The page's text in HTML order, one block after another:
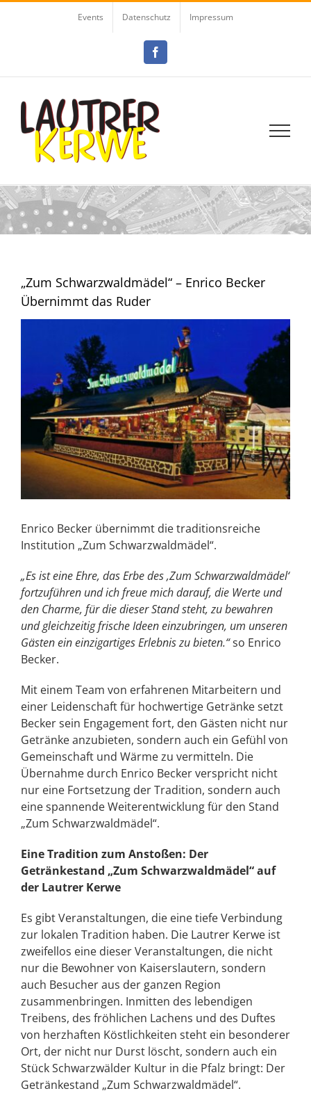
Events Datenschutz Impressum
Facebook
„Zum Schwarzwaldmädel“ – Enrico Becker
Übernimmt das Ruder
Enrico Becker übernimmt die traditionsreiche
Institution „Zum Schwarzwaldmädel“.
„Es ist eine Ehre, das Erbe des ‚Zum Schwarzwaldmädel‘
fortzuführen und ich freue mich darauf, die Werte und
den Charme, für die dieser Stand steht, zu bewahren
und gleichzeitig frische Ideen einzubringen, um unseren
Gästen ein einzigartiges Erlebnis zu bieten.“so Enrico
Becker.
Mit einem Team von erfahrenen Mitarbeitern und
einer Leidenschaft für hochwertige Getränke setzt
Becker sein Engagement fort, den Gästen nicht nur
Getränke anzubieten, sondern auch ein Gefühl von
Gemeinschaft und Wärme zu vermitteln. Die
Übernahme durch Enrico Becker verspricht nicht
nur eine Fortsetzung der Tradition, sondern auch
eine spannende Weiterentwicklung für den Stand
„Zum Schwarzwaldmädel“.
Eine Tradition zum Anstoßen: Der
Getränkestand „Zum Schwarzwaldmädel“ auf
der Lautrer Kerwe
Es gibt Veranstaltungen, die eine tiefe Verbindung
zur lokalen Tradition haben. Die Lautrer Kerwe ist
zweifellos eine dieser Veranstaltungen, die nicht
nur die Bewohner von Kaiserslautern, sondern
auch Besucher aus der ganzen Region
zusammenbringen. Inmitten des lebendigen
Treibens, des fröhlichen Lachens und des Duftes
von herzhaften Köstlichkeiten steht ein besonderer
Ort, der nicht nur Durst löscht, sondern auch ein
Stück Schwarzwälder Kultur in die Pfalz bringt: Der
Getränkestand „Zum Schwarzwaldmädel“.